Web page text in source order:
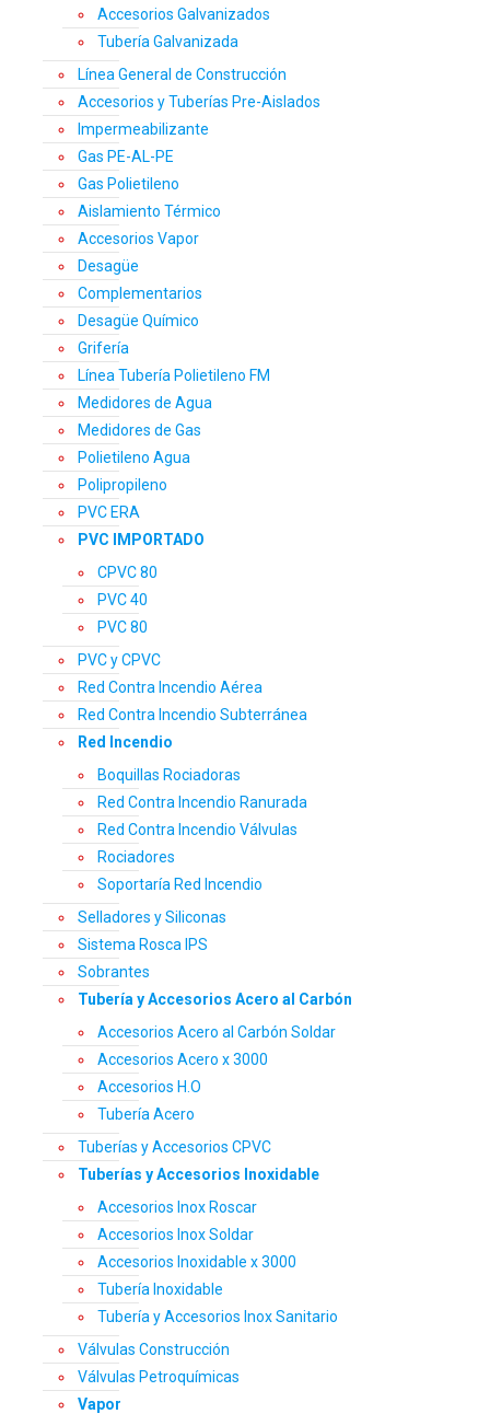
Accesorios Galvanizados
Tubería Galvanizada
Línea General de Construcción
Accesorios y Tuberías Pre-Aislados
Impermeabilizante
Gas PE-AL-PE
Gas Polietileno
Aislamiento Térmico
Accesorios Vapor
Desagüe
Complementarios
Desagüe Químico
Grifería
Línea Tubería Polietileno FM
Medidores de Agua
Medidores de Gas
Polietileno Agua
Polipropileno
PVC ERA
PVC IMPORTADO
CPVC 80
PVC 40
PVC 80
PVC y CPVC
Red Contra Incendio Aérea
Red Contra Incendio Subterránea
Red Incendio
Boquillas Rociadoras
Red Contra Incendio Ranurada
Red Contra Incendio Válvulas
Rociadores
Soportaría Red Incendio
Selladores y Siliconas
Sistema Rosca IPS
Sobrantes
Tubería y Accesorios Acero al Carbón
Accesorios Acero al Carbón Soldar
Accesorios Acero x 3000
Accesorios H.O
Tubería Acero
Tuberías y Accesorios CPVC
Tuberías y Accesorios Inoxidable
Accesorios Inox Roscar
Accesorios Inox Soldar
Accesorios Inoxidable x 3000
Tubería Inoxidable
Tubería y Accesorios Inox Sanitario
Válvulas Construcción
Válvulas Petroquímicas
Vapor